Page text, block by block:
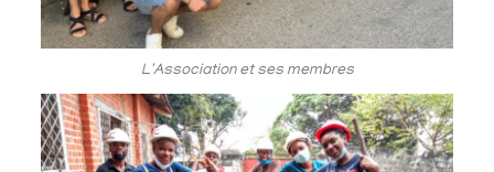
L'Association et ses membres